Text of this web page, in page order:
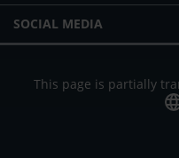
SOCIAL MEDIA
This page is partially